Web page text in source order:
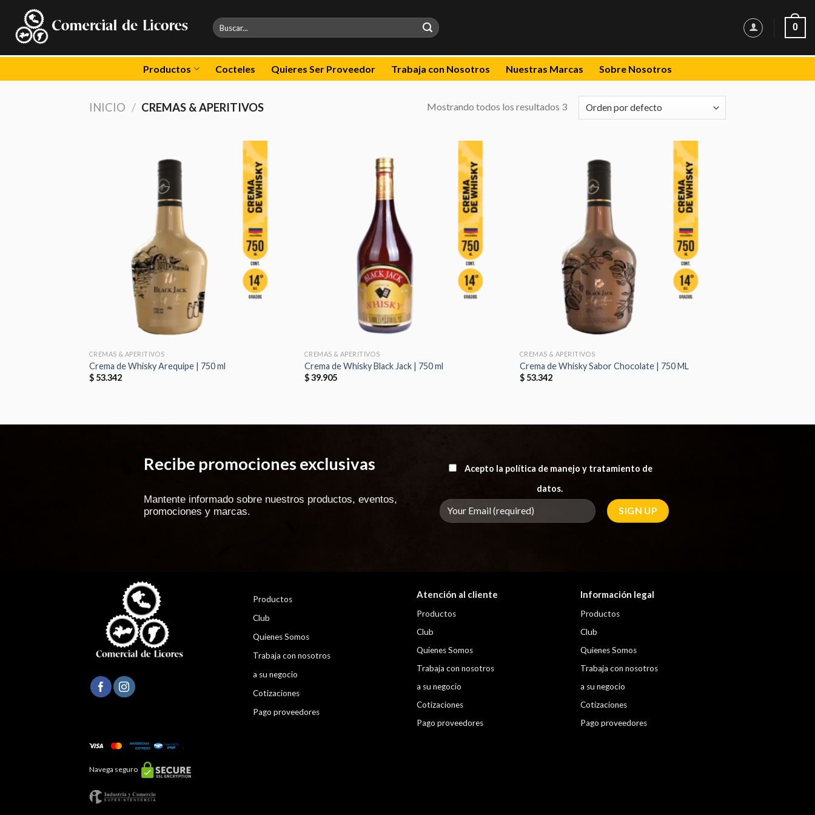
content
Buscar
por:
0
Productos Cocteles Quieres Ser Proveedor Trabaja con Nosotros Nuestras Marcas Sobre Nosotros
INICIO / CREMAS & APERITIVOS Mostrando todos los resultados 3
Añadir
lista de
deseos
CREMAS & APERITIVOS
Crema de Whisky Arequipe | 750 ml
$53.342
Añadir
lista de
deseos
CREMAS & APERITIVOS
Crema de Whisky Black Jack | 750 ml
$39.905
Añadir
lista de
deseos
CREMAS & APERITIVOS
Crema de Whisky Sabor Chocolate | 750 ML
$53.342
Recibe promociones exclusivas
Mantente informado sobre nuestros productos, eventos,
promociones y marcas.
Acepto la política de manejo y tratamiento de
datos.
Navega seguro
Productos
Club
Quienes Somos
Trabaja con nosotros
a su negocio
Cotizaciones
Pago proveedores
Atención al cliente
Productos
Club
Quienes Somos
Trabaja con nosotros
a su negocio
Cotizaciones
Pago proveedores
Información legal
Productos
Club
Quienes Somos
Trabaja con nosotros
a su negocio
Cotizaciones
Pago proveedores